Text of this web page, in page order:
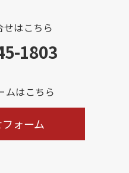
せはこちら
1803
ムはこちら
ォーム